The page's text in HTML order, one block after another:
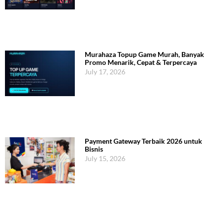
Murahaza Topup Game Murah, Banyak
Promo Menarik, Cepat & Terpercaya
July 17, 2026
Payment Gateway Terbaik 2026 untuk
Bisnis
July 15, 2026